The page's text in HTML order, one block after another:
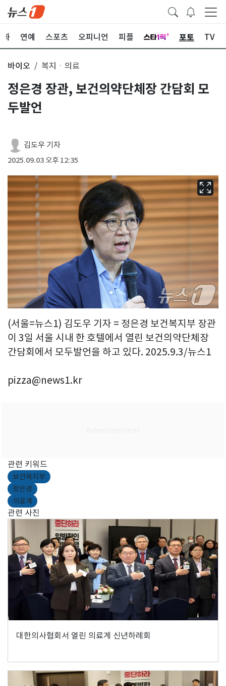
화 연예 스포츠 오피니언 피플 포토 TV
바이오 복지ㆍ의료
정은경 장관, 보건의약단체장 간담회 모
두발언
김도우 기자
2025.09.03 오후 12:35
(서울=뉴스1) 김도우 기자 = 정은경 보건복지부 장관
이 3일 서울 시내 한 호텔에서 열린 보건의약단체장
간담회에서 모두발언을 하고 있다. 2025.9.3/뉴스1
pizza@news1.kr
관련 키워드
보건복지부
정은경
의료계
관련 사진
대한의사협회서 열린 의료계 신년하례회